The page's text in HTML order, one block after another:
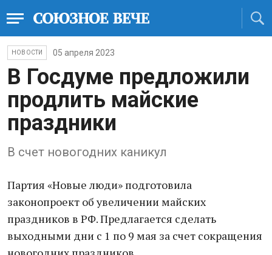
НОВОСТИ 05 апреля 2023
В Госдуме предложили
продлить майские
праздники
В счет новогодних каникул
Партия «Новые люди» подготовила
законопроект об увеличении майских
праздников в РФ. Предлагается сделать
выходными дни с 1 по 9 мая за счет сокращения